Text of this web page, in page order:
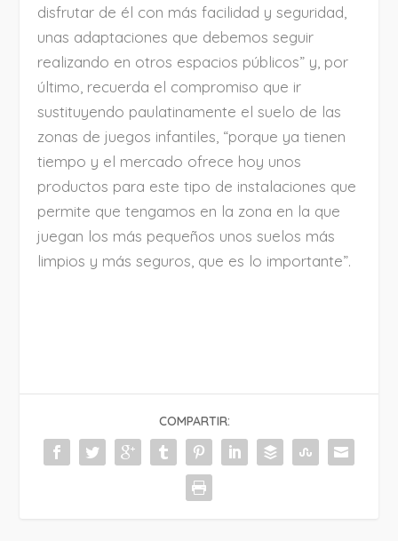
disfrutar de él con más facilidad y seguridad,
unas adaptaciones que debemos seguir
realizando en otros espacios públicos” y, por
último, recuerda el compromiso que ir
sustituyendo paulatinamente el suelo de las
zonas de juegos infantiles, “porque ya tienen
tiempo y el mercado ofrece hoy unos
productos para este tipo de instalaciones que
permite que tengamos en la zona en la que
juegan los más pequeños unos suelos más
limpios y más seguros, que es lo importante”.
COMPARTIR: